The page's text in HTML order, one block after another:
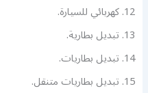
كهربائي للسيارة.
تبديل بطارية.
تبديل بطاريات.
تبديل بطاريات متنقل.